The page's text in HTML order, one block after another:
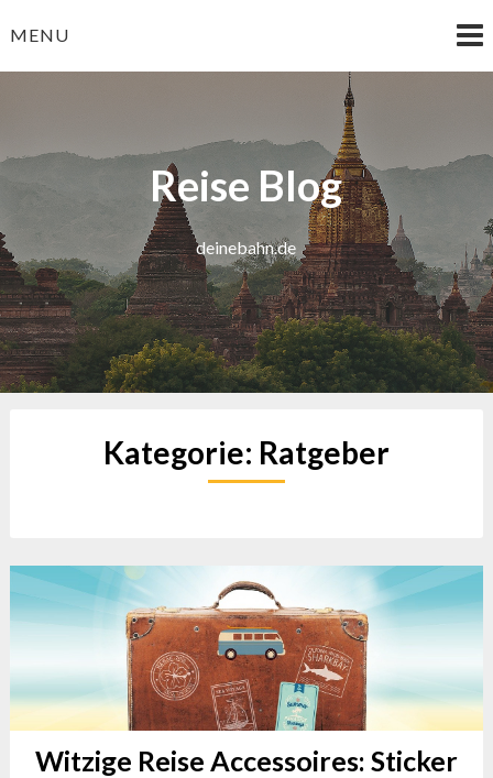
toMENU
Reise Blog
deinebahn.de
Kategorie: Ratgeber
Witzige Reise Accessoires: Sticker